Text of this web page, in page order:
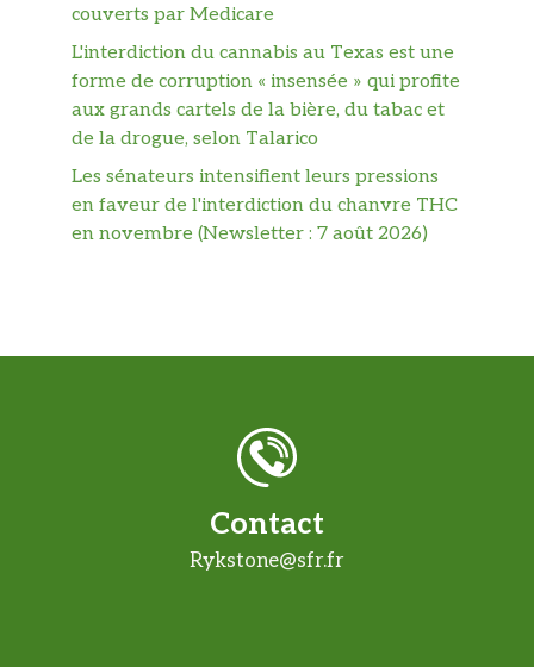
couverts par Medicare
L'interdiction du cannabis au Texas est une
forme de corruption « insensée » qui profite
aux grands cartels de la bière, du tabac et
de la drogue, selon Talarico
Les sénateurs intensifient leurs pressions
en faveur de l'interdiction du chanvre THC
en novembre (Newsletter : 7 août 2026)
Contact
Rykstone@sfr.fr